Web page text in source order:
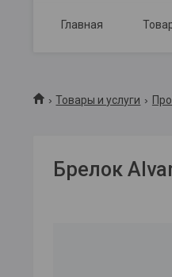
Главная
Товары и услуги
Брелок